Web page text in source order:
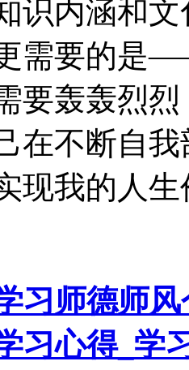
识内涵和
需要的是
要轰轰烈
在不断自
现我的人
习师德师
习心得_学